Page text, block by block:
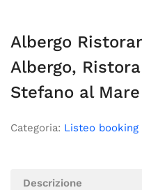
Albergo
Albergo,
Stefano al
Categoria: Listeo booking
Descrizione